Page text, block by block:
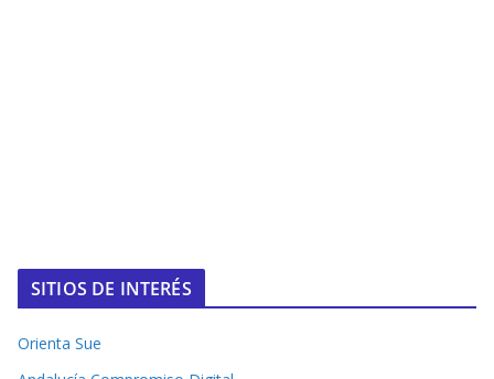
SITIOS DE INTERÉS
Orienta Sue